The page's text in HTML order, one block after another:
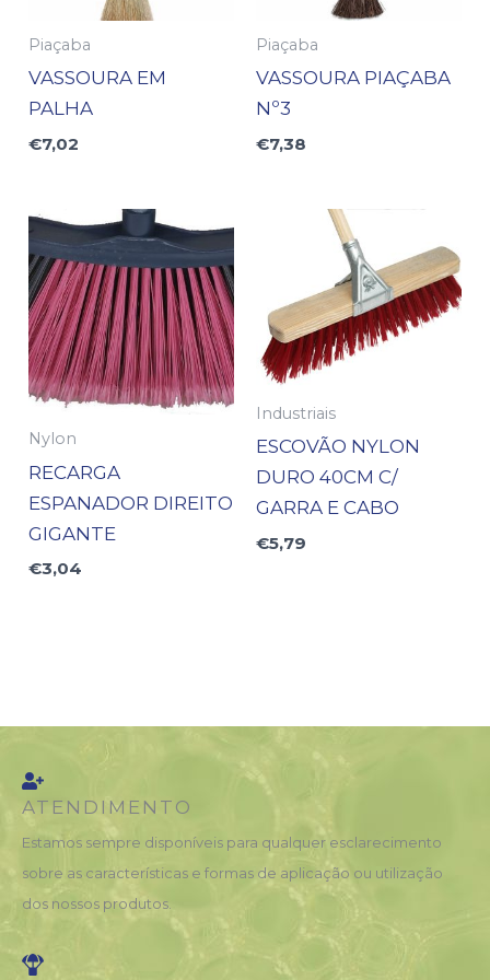
Piaçaba
VASSOURA EM
PALHA
€7,02
Piaçaba
VASSOURA PIAÇABA
Nº3
€7,38
Nylon
RECARGA
ESPANADOR DIREITO
GIGANTE
€3,04
Industriais
ESCOVÃO NYLON
DURO 40CM C/
GARRA E CABO
€5,79
ATENDIMENTO
Estamos sempre disponíveis para qualquer esclarecimento
sobre as características e formas de aplicação ou utilização
dos nossos produtos.